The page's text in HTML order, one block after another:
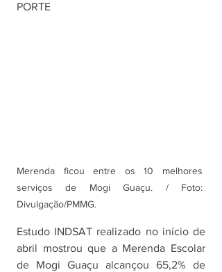
PORTE
Merenda ficou entre os 10 melhores
serviços de Mogi Guaçu. / Foto:
Divulgação/PMMG.
Estudo INDSAT realizado no início de
abril mostrou que a Merenda Escolar
de Mogi Guaçu alcançou 65,2% de